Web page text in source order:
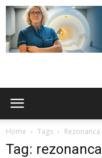
Home Tags Rezonanca
Tag: rezonanca